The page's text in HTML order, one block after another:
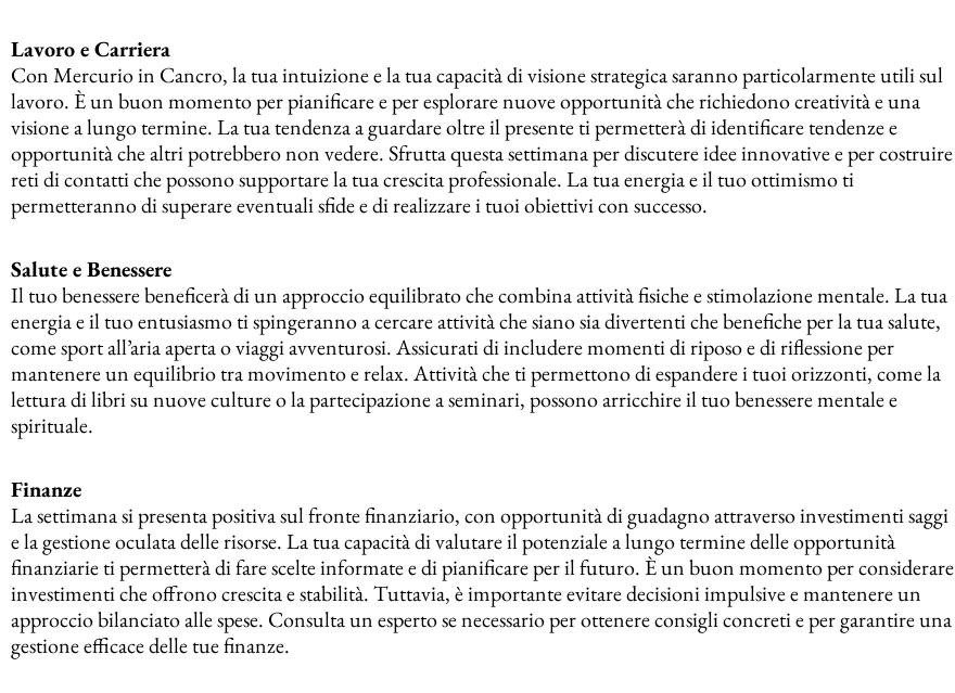
Lavoro e Carriera
Con Mercurio in Cancro, la tua intuizione e la tua capacità di visione strategica saranno particolarmente utili sul
lavoro. È un buon momento per pianificare e per esplorare nuove opportunità che richiedono creatività e una
visione a lungo termine. La tua tendenza a guardare oltre il presente ti permetterà di identificare tendenze e
opportunità che altri potrebbero non vedere. Sfrutta questa settimana per discutere idee innovative e per costruire
reti di contatti che possono supportare la tua crescita professionale. La tua energia e il tuo ottimismo ti
permetteranno di superare eventuali sfide e di realizzare i tuoi obiettivi con successo.
Salute e Benessere
Il tuo benessere beneficerà di un approccio equilibrato che combina attività fisiche e stimolazione mentale. La tua
energia e il tuo entusiasmo ti spingeranno a cercare attività che siano sia divertenti che benefiche per la tua salute,
come sport all’aria aperta o viaggi avventurosi. Assicurati di includere momenti di riposo e di riflessione per
mantenere un equilibrio tra movimento e relax. Attività che ti permettono di espandere i tuoi orizzonti, come la
lettura di libri su nuove culture o la partecipazione a seminari, possono arricchire il tuo benessere mentale e
spirituale.
Finanze
La settimana si presenta positiva sul fronte finanziario, con opportunità di guadagno attraverso investimenti saggi
e la gestione oculata delle risorse. La tua capacità di valutare il potenziale a lungo termine delle opportunità
finanziarie ti permetterà di fare scelte informate e di pianificare per il futuro. È un buon momento per considerare
investimenti che offrono crescita e stabilità. Tuttavia, è importante evitare decisioni impulsive e mantenere un
approccio bilanciato alle spese. Consulta un esperto se necessario per ottenere consigli concreti e per garantire una
gestione efficace delle tue finanze.